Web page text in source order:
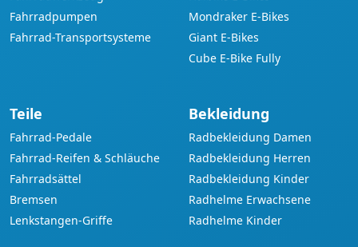
Fahrradpumpen
Fahrrad-Transportsysteme
Mondraker E-Bikes
Giant E-Bikes
Cube E-Bike Fully
Teile
Fahrrad-Pedale
Fahrrad-Reifen & Schläuche
Fahrradsättel
Bremsen
Lenkstangen-Griffe
Bekleidung
Radbekleidung Damen
Radbekleidung Herren
Radbekleidung Kinder
Radhelme Erwachsene
Radhelme Kinder